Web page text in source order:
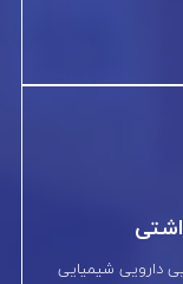
دارویی شیمیایی